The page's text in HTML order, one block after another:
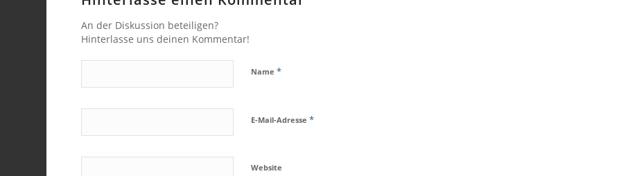
An der Diskussion beteiligen?
Hinterlasse uns deinen Kommentar!
Name*
E-Mail-Adresse*
Website